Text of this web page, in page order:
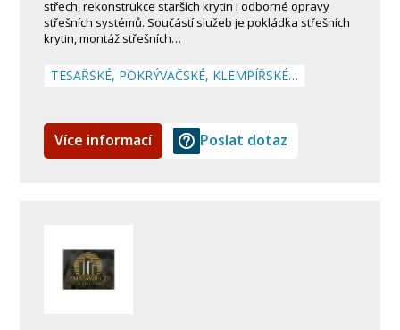
střech, rekonstrukce starších krytin i odborné opravy
střešních systémů. Součástí služeb je pokládka střešních
krytin, montáž střešních…
TESAŘSKÉ, POKRÝVAČSKÉ, KLEMPÍŘSKÉ…
Více informací Poslat dotaz